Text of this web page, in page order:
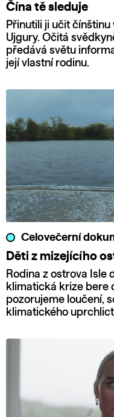
Čína tě sleduje
Přinutili ji učit
Ujgury. Očitá
předává světu
její vlastní rodinu.
Celovečerní
Děti z mizejícího
Rodina z ostrova Isle
klimatická krize bere
pozorujeme loučení,
klimatického